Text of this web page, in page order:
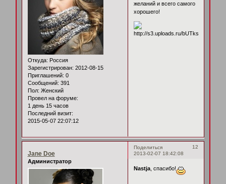
Откуда: Россия
Зарегистрирован: 2012-08-15
Приглашений: 0
Сообщений: 391
Пол: Женский
Провел на форуме:
1 день 15 часов
Последний визит:
2015-05-07 22:07:12
желаний и всего самого
хорошего!
Поделиться
12
2013-02-07 18:42:08
Jane Doe
Администратор
Nastja, спасибо!